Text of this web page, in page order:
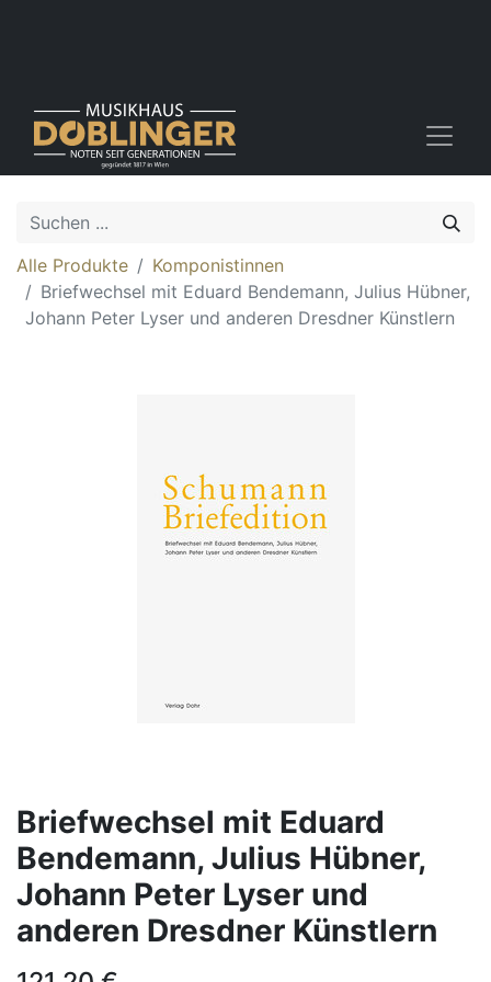
Alle Produkte
Komponistinnen
Briefwechsel mit Eduard Bendemann, Julius Hübner,
Johann Peter Lyser und anderen Dresdner Künstlern
Briefwechsel mit Eduard
Bendemann, Julius Hübner,
Johann Peter Lyser und
anderen Dresdner Künstlern